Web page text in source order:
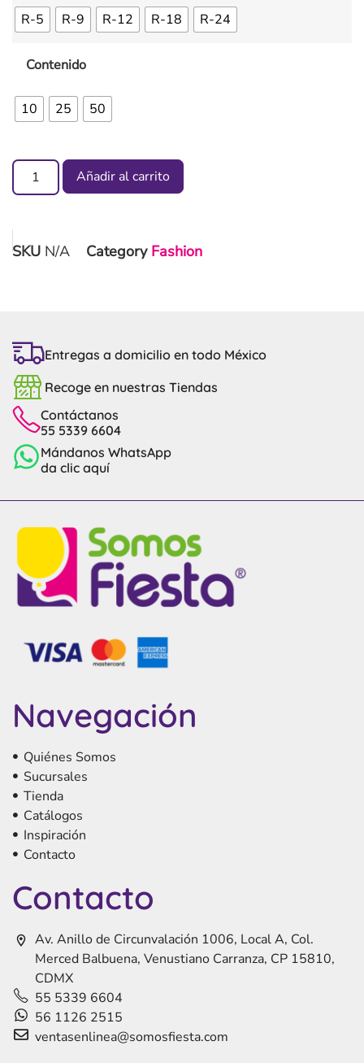
R-5 R-9 R-12 R-18 R-24
Contenido
10 25 50
Añadir al carrito
SKU N/A Category Fashion
Entregas a domicilio en todo México
Recoge en nuestras Tiendas
Contáctanos
55 5339 6604
Mándanos WhatsApp
da clic aquí
Navegación
Quiénes Somos
Sucursales
Tienda
Catálogos
Inspiración
Contacto
Contacto
Av. Anillo de Circunvalación 1006, Local A, Col.
Merced Balbuena, Venustiano Carranza, CP 15810,
CDMX
55 5339 6604
56 1126 2515
ventasenlinea@somosfiesta.com